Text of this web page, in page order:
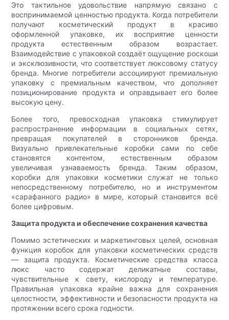
Это тактильное удовольствие напрямую связано с
воспринимаемой ценностью продукта. Когда потребители
получают косметический продукт в красиво
оформленной упаковке, их восприятие ценности
продукта естественным образом возрастает.
Взаимодействие с упаковкой создаёт ощущение роскоши
и эксклюзивности, что соответствует люксовому статусу
бренда. Многие потребители ассоциируют премиальную
упаковку с премиальным качеством, что дополняет
позиционирование продукта и оправдывает его более
высокую цену.
Более того, превосходная упаковка стимулирует
распространение информации в социальных сетях,
превращая покупателей в сторонников бренда.
Визуально привлекательные коробки сами по себе
становятся контентом, естественным образом
увеличивая узнаваемость бренда. Таким образом,
коробки для упаковки косметики служат не только
непосредственному потребителю, но и инструментом
«сарафанного радио» в мире, который становится всё
более цифровым.
Защита продукта и обеспечение сохранения качества
Помимо эстетических и маркетинговых целей, основная
функция коробок для упаковки косметических средств
— защита продукта. Косметические средства класса
люкс часто содержат деликатные составы,
чувствительные к свету, кислороду и температуре.
Правильная упаковка крайне важна для сохранения
целостности, эффективности и безопасности продукта на
протяжении всего срока годности.